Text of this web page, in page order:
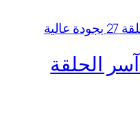
الحلقة